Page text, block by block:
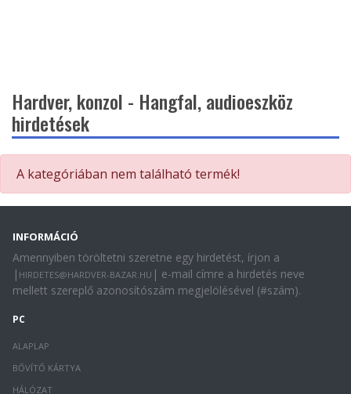
Hardver, konzol - Hangfal, audioeszköz
hirdetések
A kategóriában nem található termék!
INFORMÁCIÓ
Amennyiben töröltetni szeretne egy hirdetést, írjon a
| HIRDETES@HARDVER-BAZAR.HU | e-mail címre a hirdetés neve
mellett szereplő azonosítószám megjelölésével (#szám).
PC
ALAPLAP
BŐVÍTŐ KÁRTYA
HÁLÓZAT